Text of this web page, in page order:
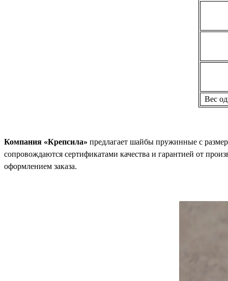
Вес
Компания «Крепсила» предлагает шайбы пружинные с
сопровождаются сертификатами качества и гарантией от
оформлением заказа.